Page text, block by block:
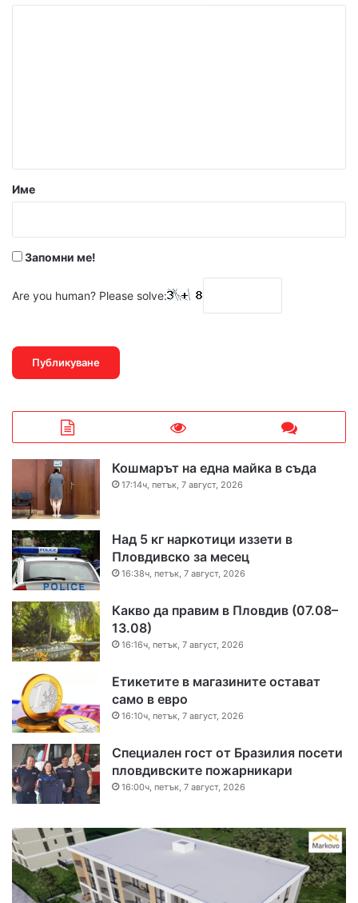
р
Име
Запомни ме!
Are you human? Please solve:
Кошмарът на една майка в съда
17:14ч, петък, 7 август, 2026
Над 5 кг наркотици иззети в
Пловдивско за месец
16:38ч, петък, 7 август, 2026
Какво да правим в Пловдив (07.08–
13.08)
16:16ч, петък, 7 август, 2026
Етикетите в магазините остават
само в евро
16:10ч, петък, 7 август, 2026
Специален гост от Бразилия посети
пловдивските пожарникари
16:00ч, петък, 7 август, 2026